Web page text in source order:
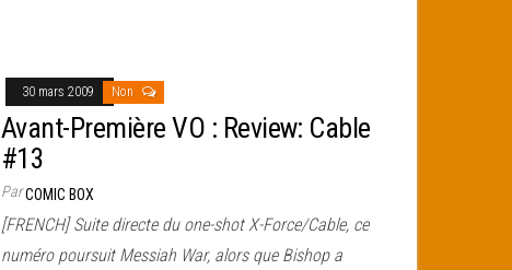
30 mars 2009 Non
Avant-Première VO : Review: Cable
#13
ParCOMIC BOX
[FRENCH] Suite directe du one-shot X-Force/Cable, ce
numéro poursuit Messiah War, alors que Bishop a